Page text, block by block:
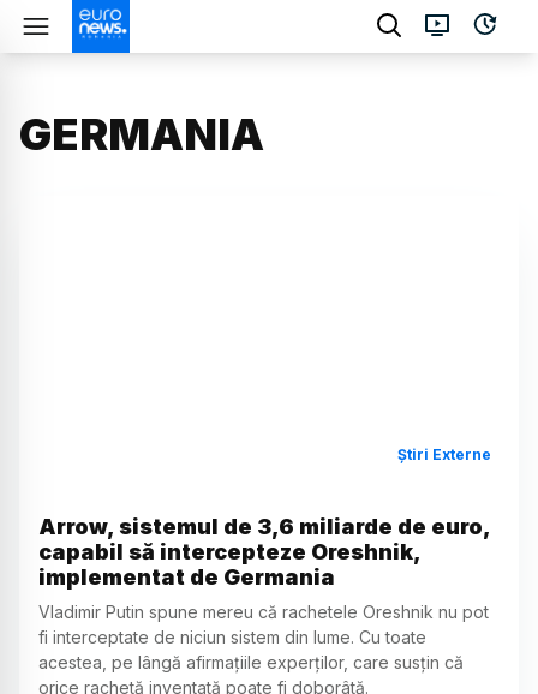
GERMANIA
Știri Externe
Arrow, sistemul de 3,6 miliarde de euro,
capabil să intercepteze Oreshnik,
implementat de Germania
Vladimir Putin spune mereu că rachetele Oreshnik nu pot
fi interceptate de niciun sistem din lume. Cu toate
acestea, pe lângă afirmațiile experților, care susțin că
orice rachetă inventată poate fi doborâtă.